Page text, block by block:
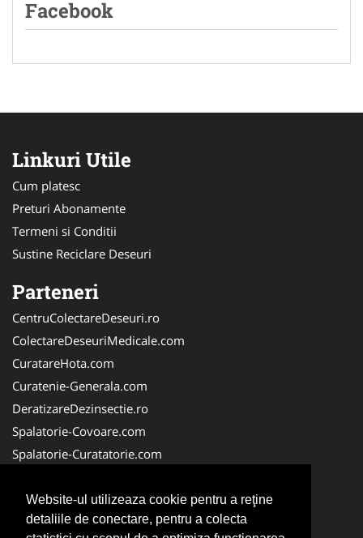
Website-ul utilizeaza cookie pentru a reţine
detaliile de conectare, pentru a colecta
Facebook
Linkuri Utile
Cum platesc
Preturi Abonamente
Termeni si Conditii
Sustine Reciclare Deseuri
Parteneri
CentruColectareDeseuri.ro
ColectareDeseuriMedicale.com
CuratareHota.com
Curatenie-Generala.com
DeratizareDezinsectie.ro
Spalatorie-Covoare.com
Spalatorie-Curatatorie.com
FirmaDeratizare.ro
Service-Reparatii.com